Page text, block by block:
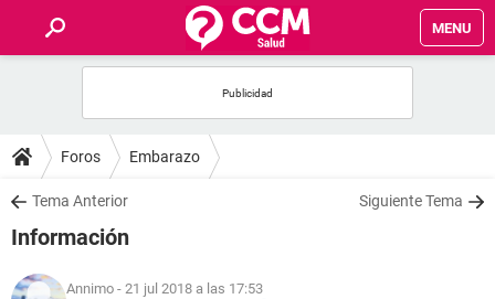
MENU
FOROS
SALUD
Foros Embarazo
Tema Anterior Siguiente Tema
Información
Annimo - 21 jul 2018 a las 17:53